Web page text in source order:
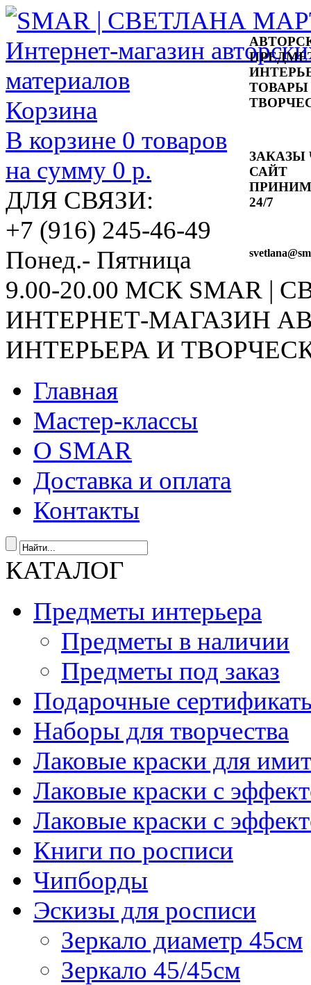
ТОВАРЫ
ЗАКАЗЫ
САЙТ
24/7
svetlana
Корзина
В корзине 0 товаров
на сумму 0 р.
ДЛЯ СВЯЗИ:
+7 (916) 245-46-49
Понед.- Пятница
9.00-20.00 МСК SMAR |
ИНТЕРНЕТ-МАГАЗИН
ИНТЕРЬЕРА И
Главная
Мастер-классы
О SMAR
Доставка и оплата
Контакты
КАТАЛОГ
Предметы интерьера
Предметы в наличии
Предметы под заказ
Подарочные
Наборы для творчества
Лаковые краски для
Лаковые краски с
Лаковые краски с
Книги по росписи
Чипборды
Эскизы для росписи
Зеркало диаметр 45см
Зеркало 45/45см